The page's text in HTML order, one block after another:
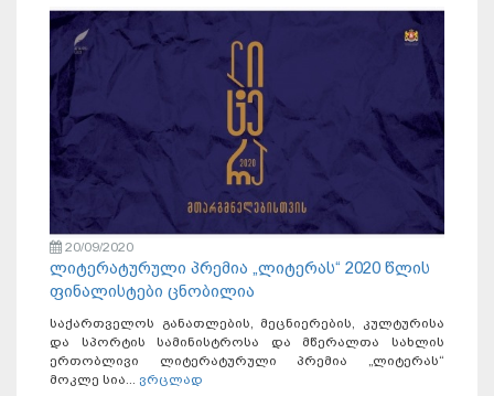
20/09/2020
ლიტერატურული პრემია „ლიტერას“ 2020 წლის
ფინალისტები ცნობილია
საქართველოს განათლების, მეცნიერების, კულტურისა
და სპორტის სამინისტროსა და მწერალთა სახლის
ერთობლივი ლიტერატურული პრემია „ლიტერას“
მოკლე სია... ვრცლად